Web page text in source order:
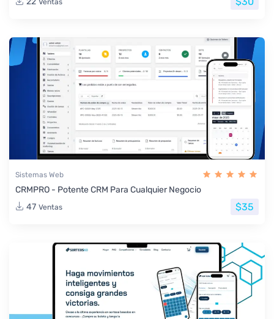
Ventas
Sistemas Web
CRMPRO - Potente CRM Para Cualquier Negocio
47 Ventas $35